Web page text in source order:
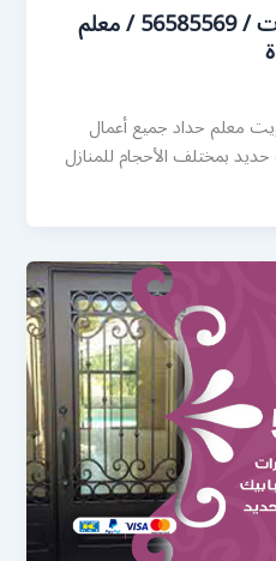
رقم حداد أبواب الشاليهات / 56585569 / معلم
معلم حداد جميع أعمال
بمختلف الأحجام للمنازل